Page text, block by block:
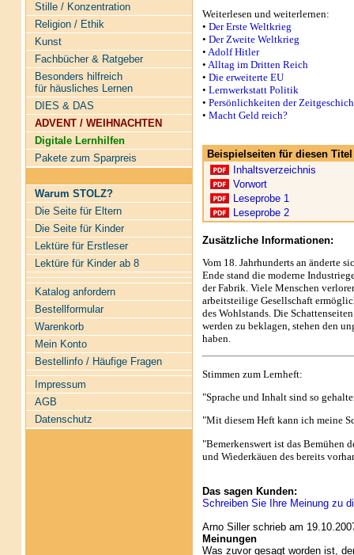
Stille / Konzentration
Religion / Ethik
Kunst
Fachbücher & Ratgeber
Besonders hilfreich
für häusliches Lernen
DIES & DAS
ADVENT / WEIHNACHTEN
Digitale Lernhilfen
Pakete zum Sparpreis
Warum STOLZ?
Die Seite für Eltern
Die Seite für Kinder
Lektüre für Erstleser
Lektüre für Kinder ab 8
Katalog anfordern
Bestellformular
Warenkorb
Mein Konto
Bestellinfo / Häufige Fragen
Impressum
AGB
Datenschutz
Weiterlesen und weiterlernen:
• Der Erste Weltkrieg
• Der Zweite Weltkrieg
• Adolf Hitler
• Alltag im Dritten Reich
• Die erweiterte EU
• Lernwerkstatt Politik
• Persönlichkeiten der
• Macht Geld reich?
Beispielseiten für diesen
Inhaltsverzeichnis
Vorwort
Leseprobe 1
Leseprobe 2
Zusätzliche Informationen:
Vom 18. Jahrhunderts an änderte
Ende stand die moderne
der Fabrik. Viele Menschen
arbeitsteilige Gesellschaft
des Wohlstands. Die
werden zu beklagen, stehen den
haben.
Stimmen zum Lernheft:
"Sprache und Inhalt sind so
"Mit diesem Heft kann ich meine
"Bemerkenswert ist das Bemühen
und Wiederkäuen des bereits
Das sagen Kunden:
Schreiben Sie Ihre Meinung zu
Arno Siller schrieb am
Meinungen
Was zuvor gesagt worden ist,